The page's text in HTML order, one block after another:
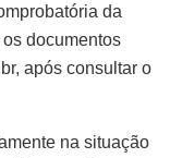
da
documentos
após consultar o
na situação